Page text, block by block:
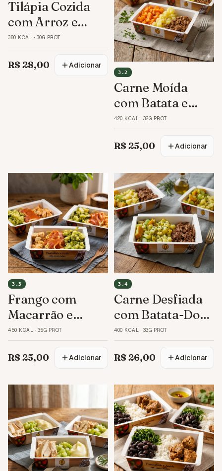
Tilápia Cozida
com Arroz e
Abóbora
380 KCAL · 30G PROT
R$ 28,00 Adicionar
3.2
Carne Moída
com Batata e
Cenoura
420 KCAL · 32G PROT
R$ 25,00 Adicionar
3.3
Frango com
Macarrão e
Brócolis
450 KCAL · 35G PROT
R$ 25,00 Adicionar
3.4
Carne Desfiada
com Batata-Doce
e Legumes
400 KCAL · 33G PROT
R$ 26,00 Adicionar